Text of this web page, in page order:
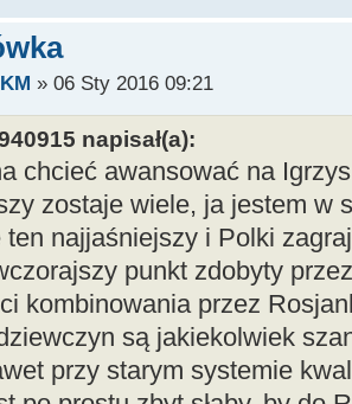
» 06 Sty 2016 09:21
napisał(a):
chcieć awansować na
zostaje wiele, ja jestem w
ten najjaśniejszy i Polki
punkt zdobyty
kombinowania przez
są jakiekolwiek
przy starym systemie